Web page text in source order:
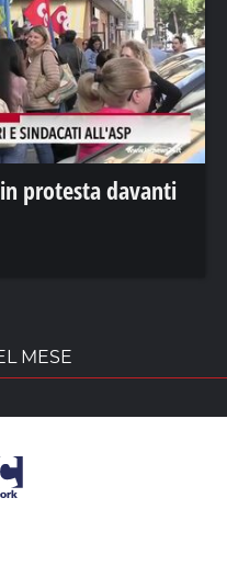
protesta davanti
MESE